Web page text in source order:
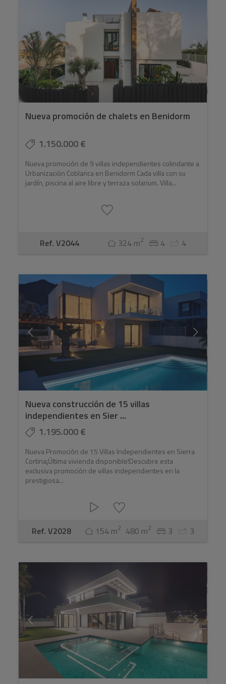
Cada villa de esta categoría está pensada para quienes
espacio, elegancia, comodidad y un estilo de
vida mediterráneo incomparable, rodeado de
servicios premium, colegios internacionales, naturaleza
y un clima excepcional.
Descubre un catálogo único de oportunidades para
quienes desean una vivienda exclusiva en una de las
zonas con mayor demanda y reputación de Europa.
Nueva promoción de chalets en Benidorm
1.150.000 €
Nueva promoción de 9 villas independientes colindante a
Urbanización Coblanca en Benidorm Cada villa con su
jardín, piscina al aire libre y terraza solarium. Villa...
Ref. V2044 324 m2 4 4
Nueva construcción de 15 villas
independientes en Sier ...
1.195.000 €
Nueva Promoción de 15 Villas Independientes en Sierra
Cortina¡Última vivienda disponible!Descubre esta
exclusiva promoción de villas independientes en la
prestigiosa...
Ref. V2028 154 m2 480 m2 3 3